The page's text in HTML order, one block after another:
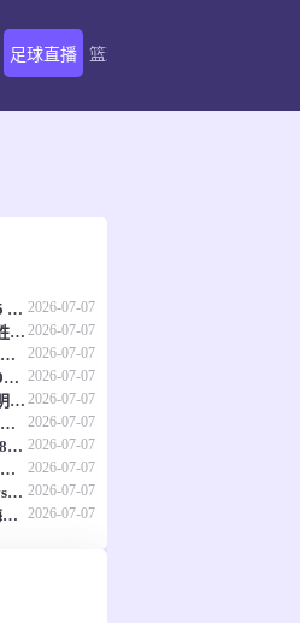
足球直播 篮球直播
夏联-热火击败勇士金 康韦尔26+5 琼斯9中1 奥尔布里奇21+6 2026-07-07
夏联-郭昊文6分钟无数据 国王险胜雄鹿 7号秀阿卡夫22分 2026-07-07
07月07日WNBA常规赛 西雅图风暴 82 - 64 洛杉矶火花 2026-07-07
夏联-老鹰20分逆转雷霆 埃加福19+15 马拉9中3&4帽5失误 2026-07-07
夏联-篮网5人上双轻取勇士蓝 杰明23+8+5 6号秀布朗10+4 2026-07-07
07月07日WNBA常规赛 金州女武神62-49华盛顿神秘人 全场集锦 2026-07-07
WNBA常规赛 康涅狄格太阳 90 - 89 明尼苏达山猫 全场集锦 2026-07-07
夏联-爵士力克灰熊 彼得森25+12 布泽尔18+7 科沃德23分 2026-07-07
07月07日 世界杯1/8决赛 葡萄牙vs西班牙 全场录像 2026-07-07
进八强！西班牙1-0淘汰葡萄牙 梅里诺91分钟绝杀41岁C罗最后一舞 2026-07-07